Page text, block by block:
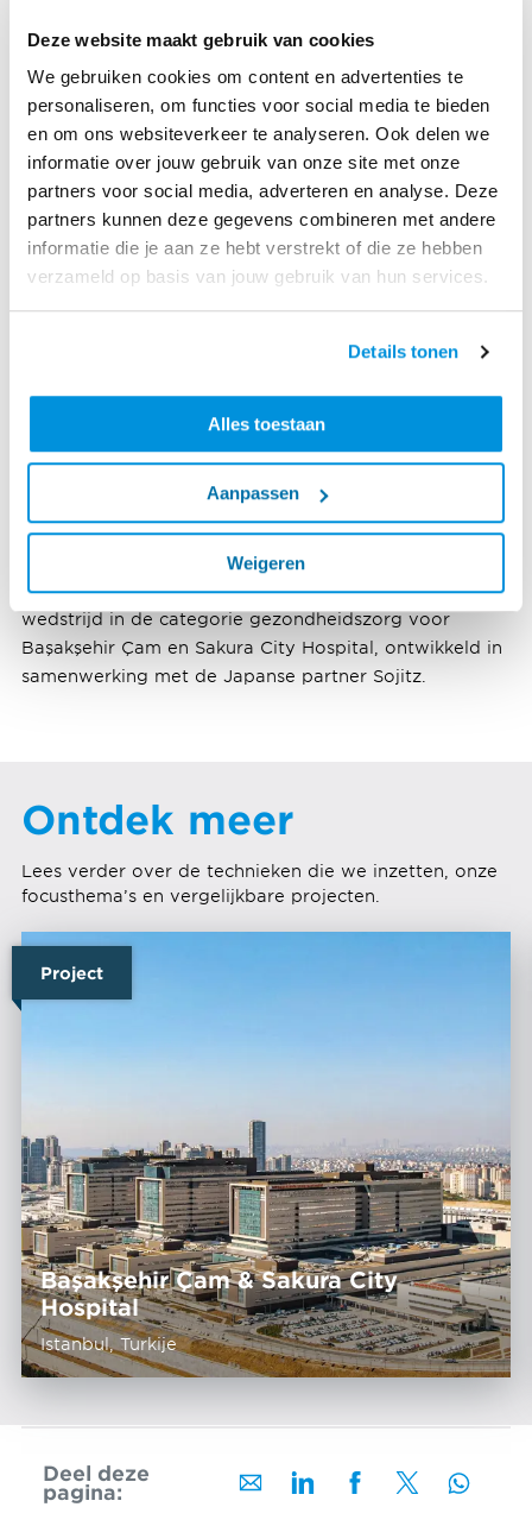
Deze website maakt gebruik van cookies
We gebruiken cookies om content en advertenties te
personaliseren, om functies voor social media te bieden
en om ons websiteverkeer te analyseren. Ook delen we
informatie over jouw gebruik van onze site met onze
partners voor social media, adverteren en analyse. Deze
partners kunnen deze gegevens combineren met andere
informatie die je aan ze hebt verstrekt of die ze hebben
verzameld op basis van jouw gebruik van hun services.
Details tonen
Alles toestaan
Aanpassen
Weigeren
een groot gebied in Centraal-Azië, Europa, het
Midden-Oosten en Afrika, voornamelijk in Turkije en
Nederland. De groep bouwt winkelcentra, kantoren,
hotels, woningen en gebouwen, evenals fabrieken
voor zware industrie, infrastructuurprojecten,
fabrieken, chemische en farmaceutische fabrieken,
voedsel- en drankverwerkende fabrieken, automobiel-
en machineproductiefabrieken, openbare gebouwen,
gebouwen voor gezondheidszorg en energiecentrales.
prestaties zoals met Yamal LNG Plant welke een nieuw
Gotthard-tunnel, Europa's hoogste gebouw het Lakhta
Center, en Nederland's langste landtunnel de
Investment, een dochteronderneming van Rönesans
Holding en een belangrijke speler op de Turkse
investeringsmarkt voor gezondheidszorg, won de
‘Award of Merit’ bij ENR's Global Best Projects-
wedstrijd in de categorie gezondheidszorg voor
Başakşehir Çam en Sakura City Hospital, ontwikkeld in
samenwerking met de Japanse partner Sojitz.
Ontdek meer
Lees verder over de technieken die we inzetten, onze
focusthema’s en vergelijkbare projecten.
Project
Başakşehir Çam & Sakura City
Hospital
Istanbul, Turkije
Deel deze
pagina: